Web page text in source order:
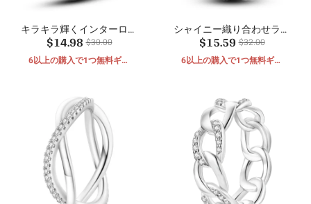
キラキラ輝くインターロッ
キングリング
$14.98 $30.00
6以上の購入で1つ無料ギフ
シャイニー織り合わせライ
ンリング
$15.59 $32.00
6以上の購入で1つ無料ギフ